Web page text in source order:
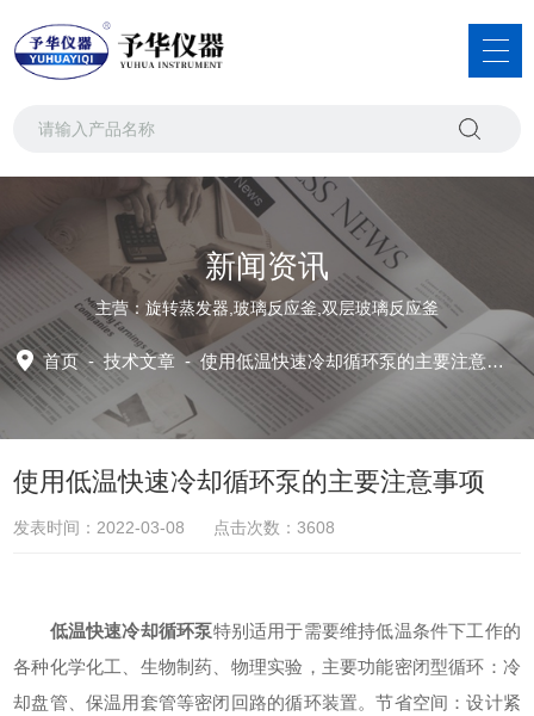
新闻资讯
主营：旋转蒸发器,玻璃反应釜,双层玻璃反应釜
首页-技术文章 -使用低温快速冷却循环泵的主要注意事项
使用低温快速冷却循环泵的主要注意事项
发表时间：2022-03-08 点击次数：3608
低温快速冷却循环泵特别适用于需要维持低温条件下工作的
各种化学化工、生物制药、物理实验，主要功能密闭型循环：冷
却盘管、保温用套管等密闭回路的循环装置。节省空间：设计紧